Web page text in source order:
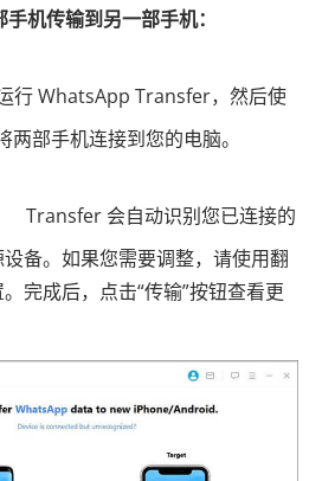
机传输到另一部手机：
行 WhatsApp Transfer，然后使
两部手机连接到您的电脑。
Transfer 会自动识别您已连接的
备。如果您需要调整，请使用翻
完成后，点击“传输”按钮查看更